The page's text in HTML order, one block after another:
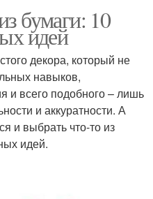
бумаги: 10
идей
декора, который не
навыков,
и всего подобного – лишь
и аккуратности. А
и выбрать что-то из
идей.